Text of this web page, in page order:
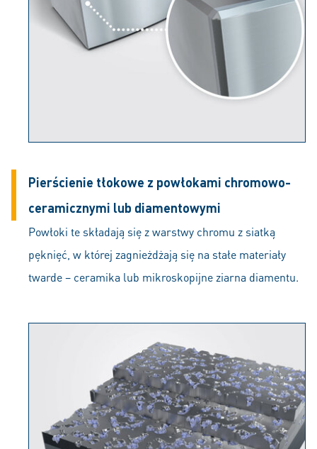
Pierścienie tłokowe z powłokami chromowo-
ceramicznymi lub diamentowymi
Powłoki te składają się z warstwy chromu z siatką
pęknięć, w której zagnieżdżają się na stałe materiały
twarde – ceramika lub mikroskopijne ziarna diamentu.